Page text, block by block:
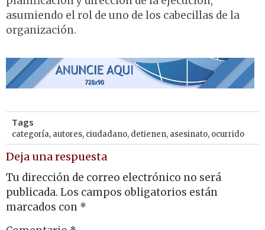
asumiendo el rol de uno de los cabecillas de la
organización.
Tags
categoría, autores, ciudadano, detienen, asesinato, ocurrido
Deja una respuesta
Tu dirección de correo electrónico no será
publicada. Los campos obligatorios están
marcados con *